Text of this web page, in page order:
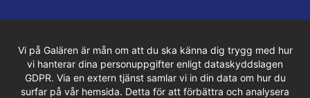
Vi på Galären är mån om att du ska känna dig trygg med hur
vi hanterar dina personuppgifter enligt dataskyddslagen
GDPR. Via en extern tjänst samlar vi in din data om hur du
surfar på vår hemsida. Detta för att förbättra och analysera